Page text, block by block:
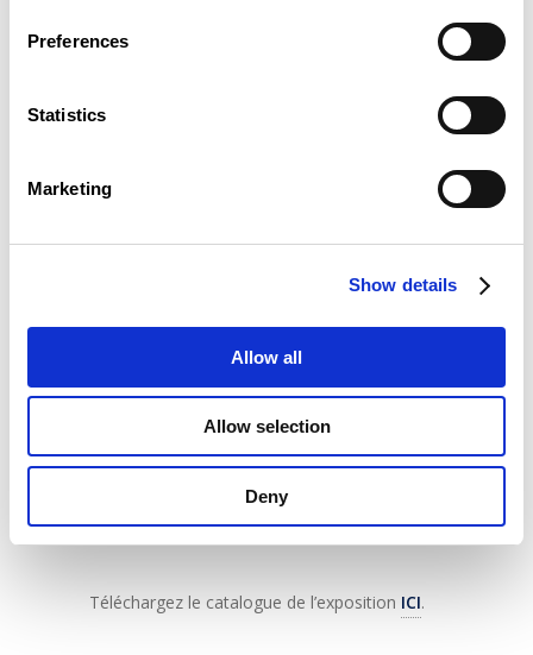
Preferences
Statistics
Marketing
Show details
Allow all
Allow selection
Deny
Lilith, la femme primordiale »,
Si vous souhaitez contacter l’artiste :
marc.olenine@gmail.com| Tél. +336 80 07
52 44
Téléchargez le catalogue de l’exposition ICI.